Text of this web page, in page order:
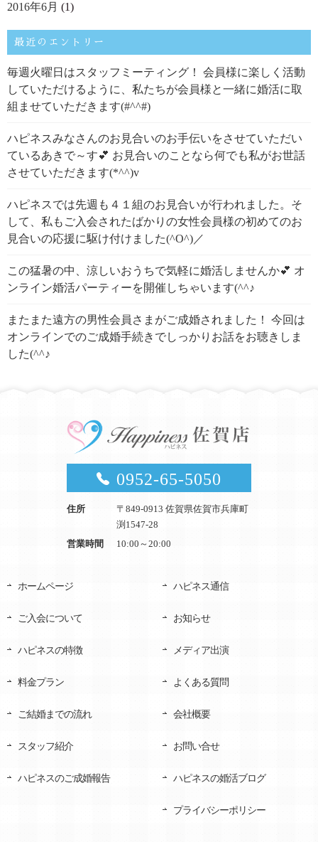
2016年6月 (1)
最近のエントリー
毎週火曜日はスタッフミーティング！ 会員様に楽しく活動
していただけるように、私たちが会員様と一緒に婚活に取
組ませていただきます(#^^#)
ハピネスみなさんのお見合いのお手伝いをさせていただい
ているあきで～す💕 お見合いのことなら何でも私がお世話
させていただきます(*^^)v
ハピネスでは先週も４１組のお見合いが行われました。そ
して、私もご入会されたばかりの女性会員様の初めてのお
見合いの応援に駆け付けました(^O^)／
この猛暑の中、涼しいおうちで気軽に婚活しませんか💕 オ
ンライン婚活パーティーを開催しちゃいます(^^♪
またまた遠方の男性会員さまがご成婚されました！ 今回は
オンラインでのご成婚手続きでしっかりお話をお聴きしま
した(^^♪
0952-65-5050
住所
〒849-0913 佐賀県佐賀市兵庫町
渕1547-28
営業時間
10:00～20:00
ホームページ
ご入会について
ハピネスの特徴
料金プラン
ご結婚までの流れ
スタッフ紹介
ハピネスのご成婚報告
ハピネス通信
お知らせ
メディア出演
よくある質問
会社概要
お問い合せ
ハピネスの婚活ブログ
プライバシーポリシー